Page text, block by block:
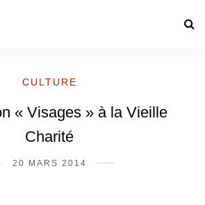
CULTURE
« Visages » à la Vieille
Charité
20 MARS 2014